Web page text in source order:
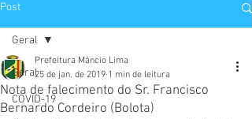
Post
Geral
COVID-19
Geral
Nota de falecimento do Sr. Francisco
Bernardo Cordeiro (Bolota)
Prefeitura Mâncio Lima
25 de jan. de 2019 1 min de leitura